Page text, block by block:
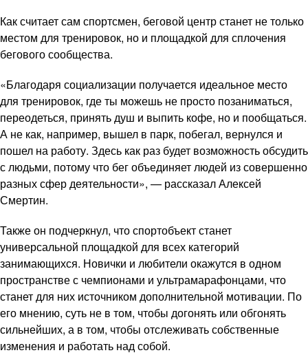
Как считает сам спортсмен, беговой центр станет не только
местом для тренировок, но и площадкой для сплочения
бегового сообщества.
«Благодаря социализации получается идеальное место
для тренировок, где ты можешь не просто позаниматься,
переодеться, принять душ и выпить кофе, но и пообщаться.
А не как, например, вышел в парк, побегал, вернулся и
пошел на работу. Здесь как раз будет возможность обсудить
с людьми, потому что бег объединяет людей из совершенно
разных сфер деятельности», — рассказал Алексей
Смертин.
Также он подчеркнул, что спортобъект станет
универсальной площадкой для всех категорий
занимающихся. Новички и любители окажутся в одном
пространстве с чемпионами и ультрамарафонцами, что
станет для них источником дополнительной мотивации. По
его мнению, суть не в том, чтобы догонять или обгонять
сильнейших, а в том, чтобы отслеживать собственные
изменения и работать над собой.